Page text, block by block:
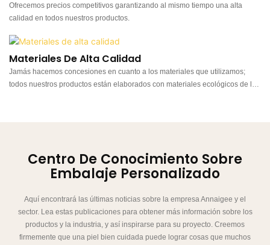
Ofrecemos precios competitivos garantizando al mismo tiempo una alta
calidad en todos nuestros productos.
Materiales De Alta Calidad
Jamás hacemos concesiones en cuanto a los materiales que utilizamos;
todos nuestros productos están elaborados con materiales ecológicos de la
Centro De Conocimiento Sobre
Embalaje Personalizado
Aquí encontrará las últimas noticias sobre la empresa Annaigee y el
sector. Lea estas publicaciones para obtener más información sobre los
productos y la industria, y así inspirarse para su proyecto. Creemos
firmemente que una piel bien cuidada puede lograr cosas que muchos